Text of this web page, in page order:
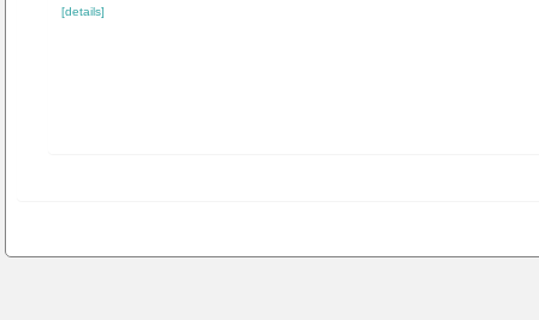
[details]